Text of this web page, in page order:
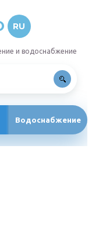
RU
и водоснабжение
Водоснабжение